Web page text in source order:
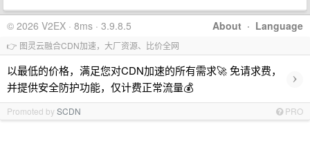
About · Language
© 2026 V2EX · 8ms · 3.9.8.5
👉 图灵云融合CDN加速，大厂资源、比价全网
以最低的价格，满足您对CDN加速的所有需求🚀 免请求费，
并提供安全防护功能，仅计费正常流量💰
›
Promoted bySCDN PRO